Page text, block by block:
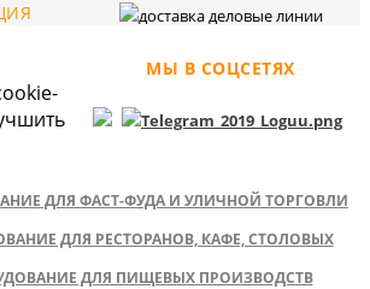
МЫ В СОЦСЕТЯХ
ДЛЯ ФАСТ-ФУДА И УЛИЧНОЙ ТОРГОВЛИ
ДЛЯ РЕСТОРАНОВ, КАФЕ, СТОЛОВЫХ
ДЛЯ ПИЩЕВЫХ ПРОИЗВОДСТВ